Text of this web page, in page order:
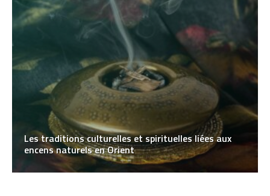
Les traditions culturelles et spirituelles liées aux
encens naturels en Orient